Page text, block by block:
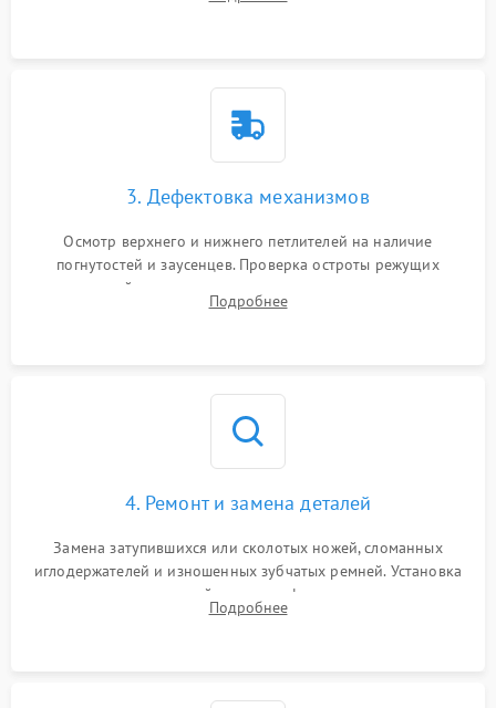
кистей, пинцета и потока сжатого воздуха.
3. Дефектовка механизмов
Осмотр верхнего и нижнего петлителей на наличие
погнутостей и заусенцев. Проверка остроты режущих
кромок ножей, состояния приводного ремня, электромотора
и механизма дифференциальной подачи ткани.
Подробнее
4. Ремонт и замена деталей
Замена затупившихся или сколотых ножей, сломанных
иглодержателей и изношенных зубчатых ремней. Установка
новых петлителей взамен деформированных.
Восстановление контактов в педали и цепях
Подробнее